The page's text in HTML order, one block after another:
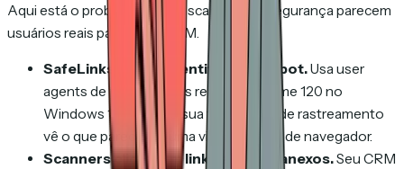
Aqui está o problema: esses scanners de segurança parecem
usuários reais para o seu CRM.
SafeLinks não se identifica como bot.Usa user
agents de navegadores reais — "Chrome 120 no
Windows 11" — então sua ferramenta de rastreamento
vê o que parece ser uma visita legítima de navegador.
Scanners clicam em links e abrem anexos.Seu CRM